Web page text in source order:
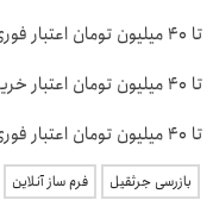
تا 40 میلیون تومان اعتبار فوری بگیر
تا ۴۰ میلیون تومان اعتبار خرید قسطی دریافت کن
تا 40 میلیون تومان اعتبار فوری دریافت کن
بازرسی جرثقیل فرم ساز آنلاین